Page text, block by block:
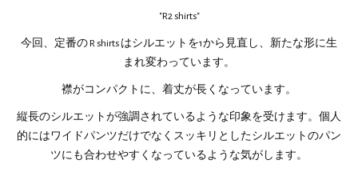
"R2 shirts"
今回、定番の R shirts はシルエットを1から見直し、新たな形に生
まれ変わっています。
襟がコンパクトに、着丈が長くなっています。
縦長のシルエットが強調されているような印象を受けます。個人
的にはワイドパンツだけでなくスッキリとしたシルエットのパン
ツにも合わせやすくなっているような気がします。